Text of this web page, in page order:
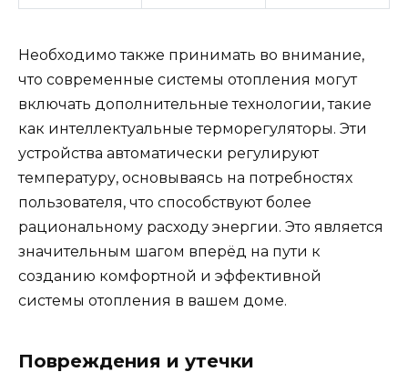
Необходимо также принимать во внимание,
что современные системы отопления могут
включать дополнительные технологии, такие
как интеллектуальные терморегуляторы. Эти
устройства автоматически регулируют
температуру, основываясь на потребностях
пользователя, что способствуют более
рациональному расходу энергии. Это является
значительным шагом вперёд на пути к
созданию комфортной и эффективной
системы отопления в вашем доме.
Повреждения и утечки